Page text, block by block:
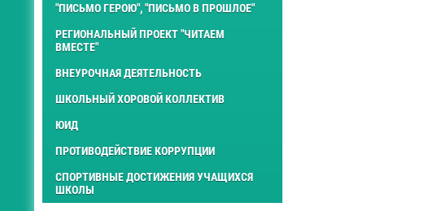
"ПИСЬМО ГЕРОЮ", "ПИСЬМО В ПРОШЛОЕ"
РЕГИОНАЛЬНЫЙ ПРОЕКТ "ЧИТАЕМ
ВМЕСТЕ"
ВНЕУРОЧНАЯ ДЕЯТЕЛЬНОСТЬ
ШКОЛЬНЫЙ ХОРОВОЙ КОЛЛЕКТИВ
ЮИД
ПРОТИВОДЕЙСТВИЕ КОРРУПЦИИ
СПОРТИВНЫЕ ДОСТИЖЕНИЯ УЧАЩИХСЯ
ШКОЛЫ